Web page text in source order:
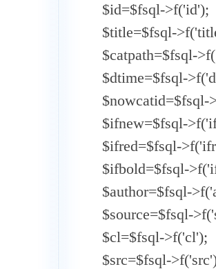
$id=$fsql->f('id');
$title=$fsql-
$catpath=$fsql-
$dtime=$fsql-
$nowcatid=$fsql-
$ifnew=$fsql-
$ifred=$fsql-
$ifbold=$fsql-
$author=$fsql-
$source=$fsql-
$cl=$fsql->f('cl');
$src=$fsql-